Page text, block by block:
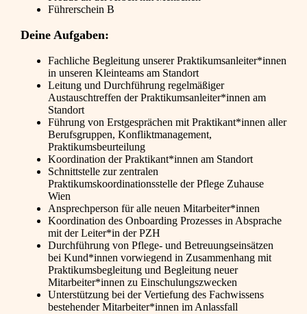
Führerschein B
Deine Aufgaben:
Fachliche Begleitung unserer Praktikumsanleiter*innen
in unseren Kleinteams am Standort
Leitung und Durchführung regelmäßiger
Austauschtreffen der Praktikumsanleiter*innen am
Standort
Führung von Erstgesprächen mit Praktikant*innen aller
Berufsgruppen, Konfliktmanagement,
Praktikumsbeurteilung
Koordination der Praktikant*innen am Standort
Schnittstelle zur zentralen
Praktikumskoordinationsstelle der Pflege Zuhause
Wien
Ansprechperson für alle neuen Mitarbeiter*innen
Koordination des Onboarding Prozesses in Absprache
mit der Leiter*in der PZH
Durchführung von Pflege- und Betreuungseinsätzen
bei Kund*innen vorwiegend in Zusammenhang mit
Praktikumsbegleitung und Begleitung neuer
Mitarbeiter*innen zu Einschulungszwecken
Unterstützung bei der Vertiefung des Fachwissens
bestehender Mitarbeiter*innen im Anlassfall